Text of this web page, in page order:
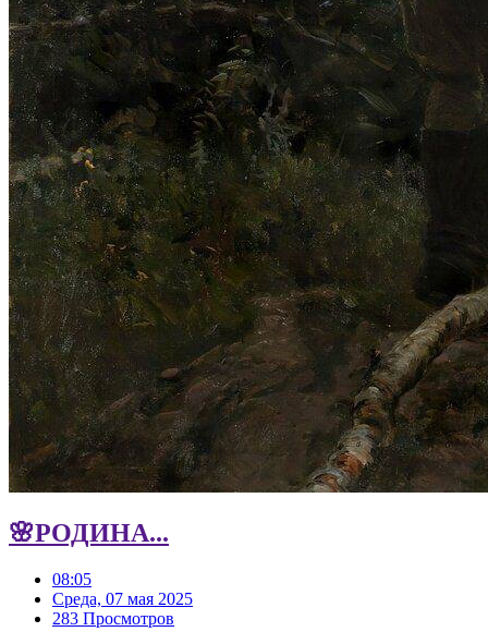
🌸РОДИНА...
08:05
Среда, 07 мая 2025
283 Просмотров